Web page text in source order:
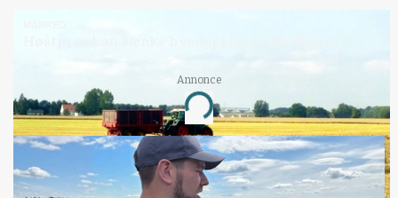
Annonce
Loading...